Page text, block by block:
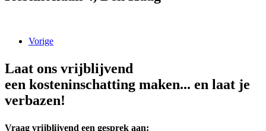
Vorige
Laat ons vrijblijvend
een kosteninschatting maken... en laat je
verbazen!
Vraag vrijblijvend een gesprek aan: